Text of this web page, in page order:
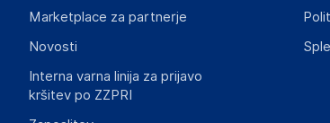
Slike o varnosti izdelka vsebujejo opozorila
Marketplace za partnerje
Novosti
Interna varna linija za prijavo
kršitev po ZZPRI